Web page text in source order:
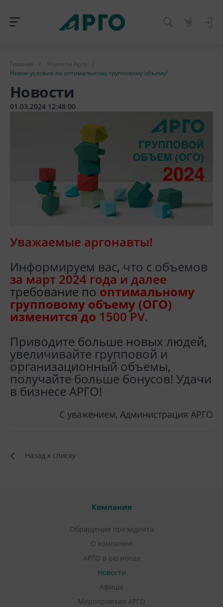
Главная / Новости Арго
/
Новое условие по оптимальному групповому объёму!
Новости
01.03.2024 12:48:00
Уважаемые аргонавты!
Информируем вас, что с объемов
за март 2024 года и далее
требование по оптимальному
групповому объему (ОГО)
изменится до 1500 PV.
Приводите больше новых людей,
увеличивайте групповой и
организационный объемы,
получайте больше бонусов! Удачи
в бизнесе АРГО!
С уважением, Администрация АРГО
Назад к списку
Компания
Обращение президента
О компании
АРГО в регионах
Новости
Афиша
Мероприятия АРГО